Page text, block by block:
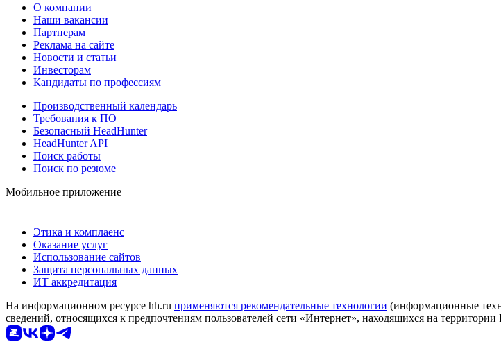
О компании
Наши вакансии
Партнерам
Реклама на сайте
Новости и статьи
Инвесторам
Кандидаты по профессиям
Производственный календарь
Требования к ПО
Безопасный HeadHunter
HeadHunter API
Поиск работы
Поиск по резюме
Мобильное приложение
Этика и комплаенс
Оказание услуг
Использование сайтов
Защита персональных данных
ИТ аккредитация
На информационном ресурсе hh.ru применяются рекомендательные технологии (информационные
сведений, относящихся к предпочтениям пользователей сети «Интернет», находящихся на